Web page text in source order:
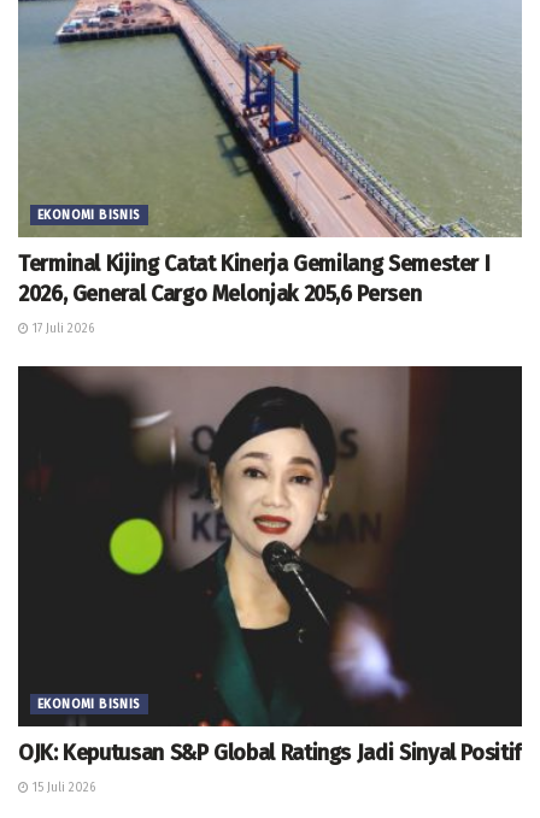
EKONOMI BISNIS
Terminal Kijing Catat Kinerja Gemilang Semester I
2026, General Cargo Melonjak 205,6 Persen
17 Juli 2026
EKONOMI BISNIS
OJK: Keputusan S&P Global Ratings Jadi Sinyal Positif
15 Juli 2026